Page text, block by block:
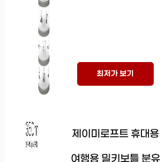
최저가 보기
제이미로프트 휴대용
여행용 밀키보틀 분유